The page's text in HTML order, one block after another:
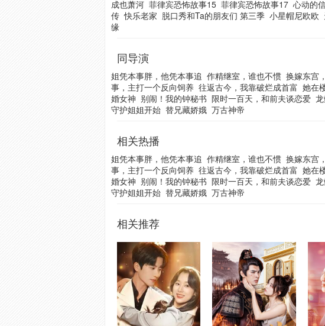
成也萧河 菲律宾恐怖故事15 菲律宾恐怖故事17 心动的
传 快乐老家 脱口秀和Ta的朋友们 第三季 小星帽尼欧欧
缘
同导演
姐凭本事胖，他凭本事追 作精继室，谁也不惯 换嫁东宫
事，主打一个反向饲养 往返古今，我靠破烂成首富 她在
婚女神 别闹！我的钟秘书 限时一百天，和前夫谈恋爱
守护姐姐开始 替兄藏娇娥 万古神帝
相关热播
姐凭本事胖，他凭本事追 作精继室，谁也不惯 换嫁东宫
事，主打一个反向饲养 往返古今，我靠破烂成首富 她在
婚女神 别闹！我的钟秘书 限时一百天，和前夫谈恋爱
守护姐姐开始 替兄藏娇娥 万古神帝
相关推荐